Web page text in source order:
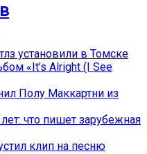
установили в Томске
«It’s Alright (I See
Полу Маккартни из
что пишет зарубежная
клип на песню